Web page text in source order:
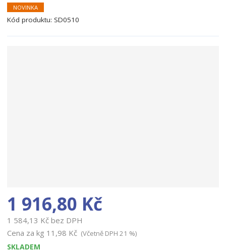
t
r
NOVINKA
Kód produktu: SD0510
1 916,80 Kč
1 584,13 Kč bez DPH
Cena za kg 11,98 Kč (Včetně DPH 21 %)
SKLADEM